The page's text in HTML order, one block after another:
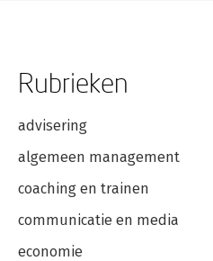
Rubrieken
advisering
algemeen management
coaching en trainen
communicatie en media
economie